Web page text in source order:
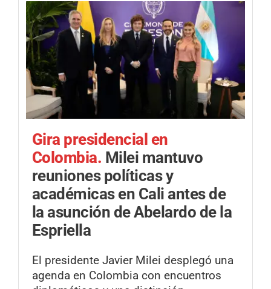
Gira presidencial en
Colombia. Milei mantuvo
reuniones políticas y
académicas en Cali antes de
la asunción de Abelardo de la
Espriella
El presidente Javier Milei desplegó una
agenda en Colombia con encuentros